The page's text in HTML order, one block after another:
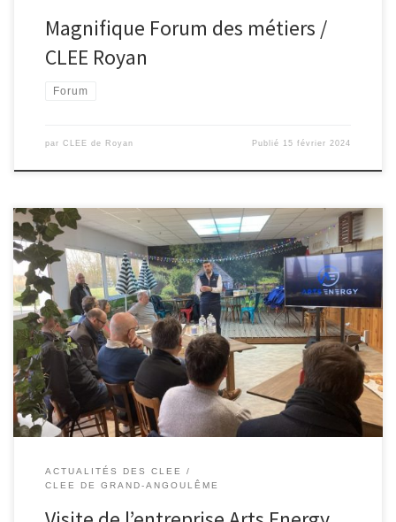
Magnifique Forum des métiers /
CLEE Royan
Forum
par CLEE de Royan Publié 15 février 2024
Organisée par le CLEE d’Angouléme , Une quinzaine de
professeurs a eu l’opportunité de visiter un des fleurons de
l’industrie de la batterie basé à Nersac (16). Ce fût l’occasion de
partager avec les managers de cette société sur les différents
« montages » possibles afin de rapprocher le monde de
l’éducation […]
ACTUALITÉS DES CLEE
CLEE DE GRAND-ANGOULÊME